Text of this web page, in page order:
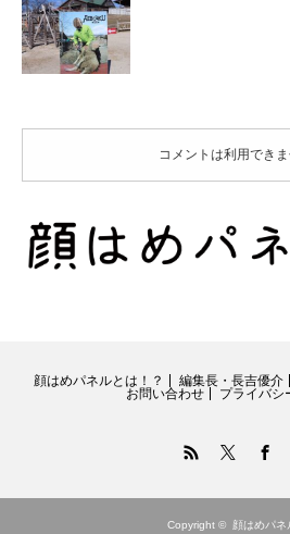
コメントは利用できま
顔はめパネルとは！？ 編集長・長吉優介
お問い合わせ
プライバシ
FacebookInstagram
Copyright © 顔はめパネ